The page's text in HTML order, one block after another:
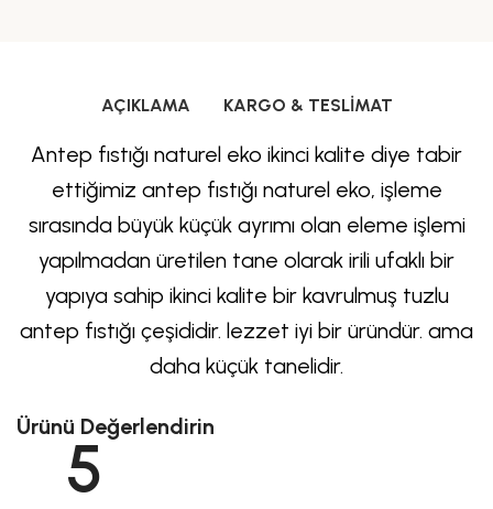
AÇIKLAMA KARGO & TESLIMAT
Antep fıstığı naturel eko ikinci kalite diye tabir
ettiğimiz antep fıstığı naturel eko, işleme
sırasında büyük küçük ayrımı olan eleme işlemi
yapılmadan üretilen tane olarak irili ufaklı bir
yapıya sahip ikinci kalite bir kavrulmuş tuzlu
antep fıstığı çeşididir. lezzet iyi bir üründür. ama
daha küçük tanelidir.
Ürünü Değerlendirin
5